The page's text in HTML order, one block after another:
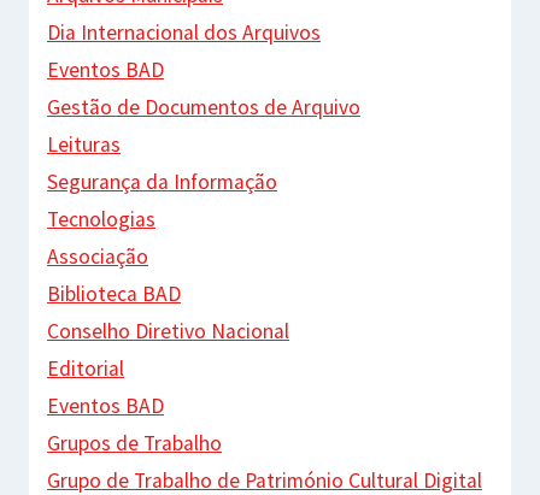
Dia Internacional dos Arquivos
Eventos BAD
Gestão de Documentos de Arquivo
Leituras
Segurança da Informação
Tecnologias
Associação
Biblioteca BAD
Conselho Diretivo Nacional
Editorial
Eventos BAD
Grupos de Trabalho
Grupo de Trabalho de Património Cultural Digital